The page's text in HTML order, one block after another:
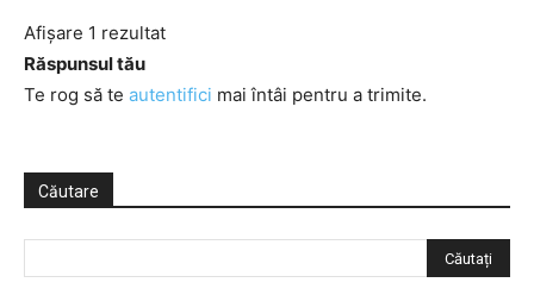
Afișare 1 rezultat
Răspunsul tău
Te rog să te autentifici mai întâi pentru a trimite.
Căutare